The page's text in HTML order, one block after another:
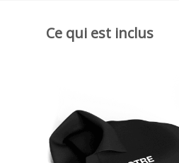
Ce qui est inclus